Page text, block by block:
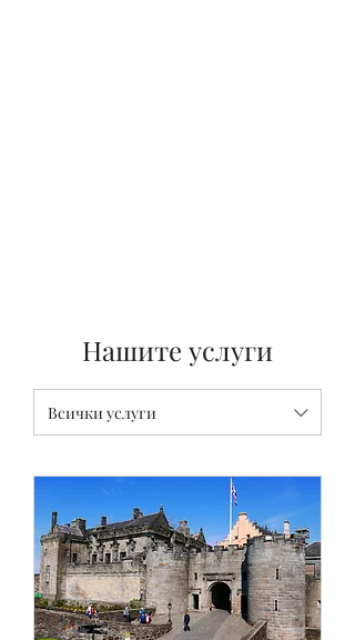
Нашите услуги
Всички услуги